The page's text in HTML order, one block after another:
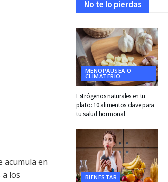
acumula en
los
No te lo pierdas
MENOPAUSEA O
CLIMATERIO
Estrógenos naturales en tu
plato: 10 alimentos clave para
tu salud hormonal
BIENESTAR